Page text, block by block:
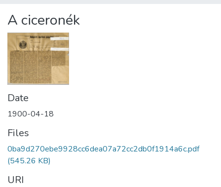
Statistics
About us
A ciceronék
Date
1900-04-18
Files
0ba9d270ebe9928cc6dea07a72cc2db0f1914a6c.pdf
(545.26 KB)
URI